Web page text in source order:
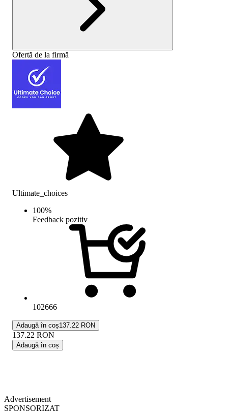
Ofertă de la firmă
Ultimate_choices
100%
Feedback pozitiv
102666
Adaugă în coș137.22 RON
137.22 RON
Adaugă în coș
Advertisement
SPONSORIZAT